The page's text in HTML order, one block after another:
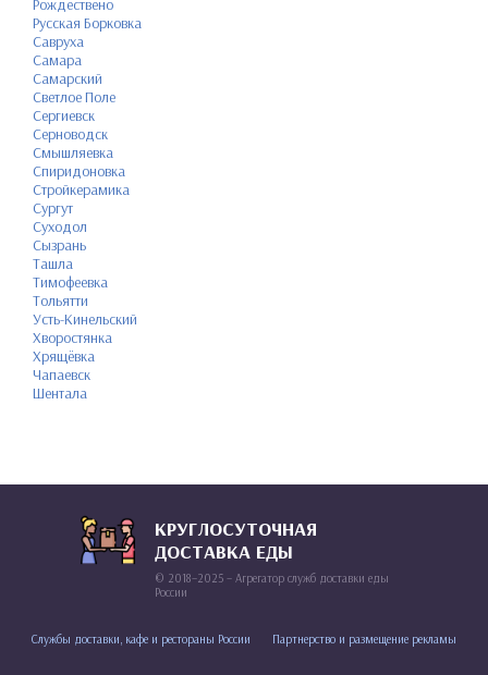
Рождествено
Русская Борковка
Савруха
Самара
Самарский
Светлое Поле
Сергиевск
Серноводск
Смышляевка
Спиридоновка
Стройкерамика
Сургут
Суходол
Сызрань
Ташла
Тимофеевка
Тольятти
Усть-Кинельский
Хворостянка
Хрящёвка
Чапаевск
Шентала
КРУГЛОСУТОЧНАЯ
ДОСТАВКА ЕДЫ
© 2018–2025 – Агрегатор служб доставки еды
России
Службы доставки, кафе и рестораны России Партнерство и размещение рекламы